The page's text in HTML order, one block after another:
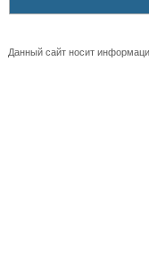
Данный сайт носит